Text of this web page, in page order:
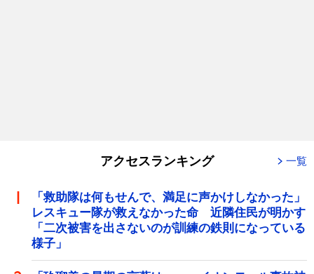
アクセスランキング 一覧
「救助隊は何もせんで、満足に声かけしなかった」
レスキュー隊が救えなかった命 近隣住民が明かす
「二次被害を出さないのが訓練の鉄則になっている
様子」